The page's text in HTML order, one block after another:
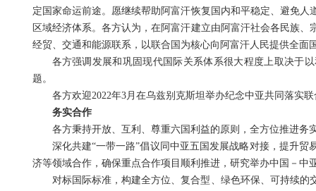
定国家命运前途。愿继续帮助阿富汗恢复国内和平稳定、避免
区域经济体系。各方认为，在阿富汗建立由阿富汗社会各民族
经贸、交通和能源联系，以联合国为核心向阿富汗人民提供全面
各方强调发展和巩固现代国际关系体系很大程度上取决于
题。
各方欢迎2022年3月在乌兹别克斯坦举办纪念中亚共同落实
务实合作
各方秉持开放、互利、尊重六国利益的原则，全方位推进务
深化共建“一带一路”倡议同中亚五国发展战略对接，提升
济等领域合作，确保重点合作项目顺利推进，研究举办中国－中
对标国际标准，构建全方位、复合型、绿色环保、可持续